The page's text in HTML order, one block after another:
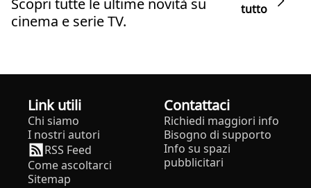
Scopri tutte le ultime novità su
cinema e serie TV.
tutto
Link utili
Chi siamo
I nostri autori
RSS Feed
Come ascoltarci
Sitemap
Contattaci
Richiedi maggiori info
Bisogno di supporto
Info su spazi
pubblicitari